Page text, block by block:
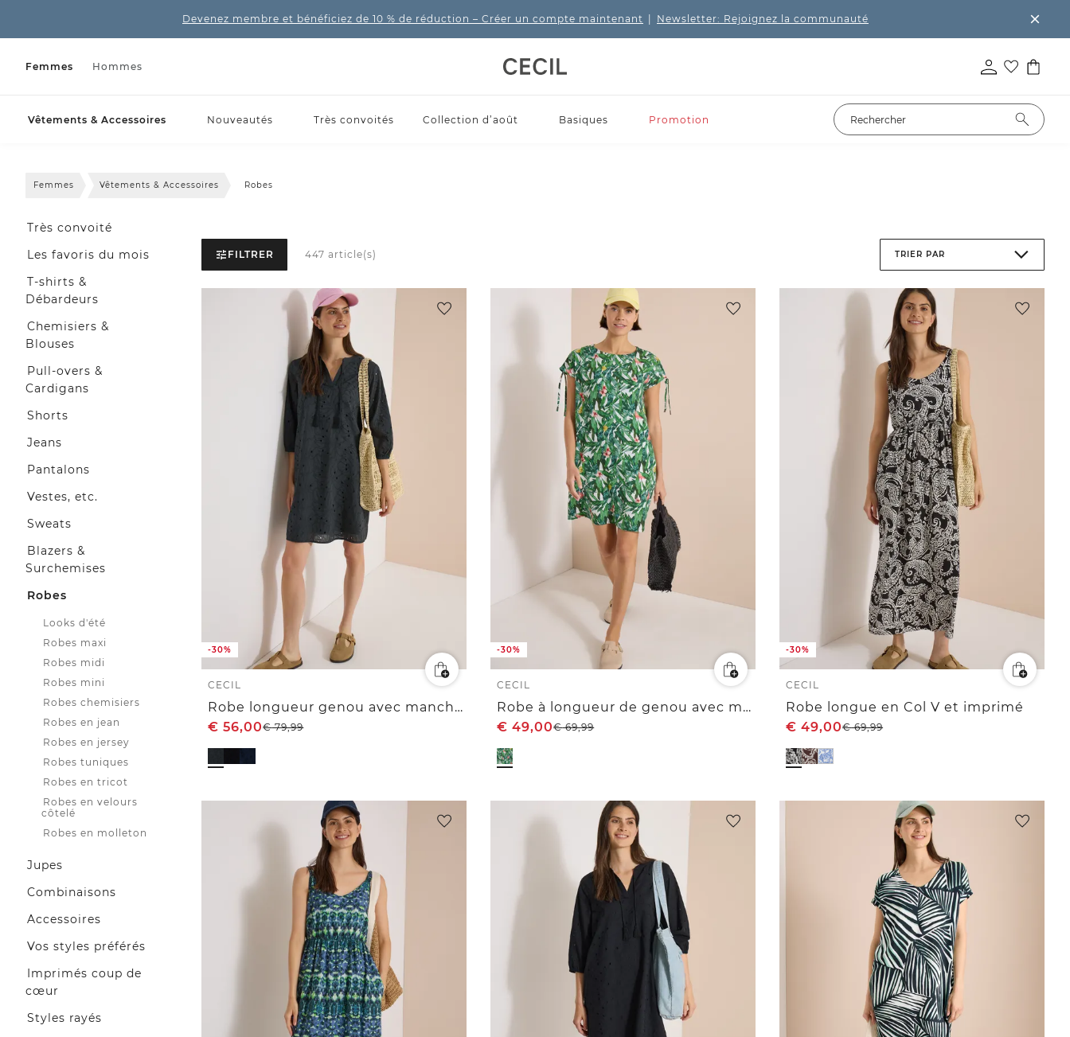
Devenez membre et bénéficiez de 10 % de réduction – Créer un compte maintenant Newsletter: Rejoignez la communauté
Femmes Hommes
Vêtements & Accessoires Nouveautés Très convoités Collection d’août Basiques Promotion
Femmes Vêtements & Accessoires Robes
Très convoité
Les favoris du mois
T-shirts &
Débardeurs
Chemisiers &
Blouses
Pull-overs &
Cardigans
Shorts
Jeans
Pantalons
Vestes, etc.
Sweats
Blazers &
Surchemises
Robes
Looks d'été
Robes maxi
Robes midi
Robes mini
Robes chemisiers
Robes en jean
Robes en jersey
Robes tuniques
Robes en tricot
Robes en velours
côtelé
Robes en molleton
Jupes
Combinaisons
Accessoires
Vos styles préférés
Imprimés coup de
cœur
Styles rayés
FILTRER 447 article(s) TRIER PAR
-30%
CECIL
Robe longueur genou avec manches 3/4 et broderie
€ 56,00€79,99
-30%
CECIL
Robe à longueur de genou avec motif floral
€ 49,00€69,99
-30%
CECIL
Robe longue en Col V et imprimé
€ 49,00€69,99